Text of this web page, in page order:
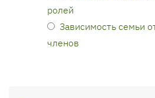
ролей
Зависимость семьи
членов